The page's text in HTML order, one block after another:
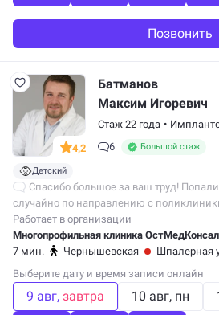
Позвонить
4,2
Батманов
Максим Игоревич
Стаж 22 года •
6
Большой стаж
Детский
Спасибо большое за ваш труд!
случайно по направлению с
Работает в организации
Многопрофильная клиника
7 мин.
Чернышевская
Шпалерная
Выберите дату и время записи онлайн
9 авг завтра 10 авг пн